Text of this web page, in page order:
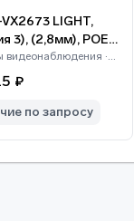
LIGHT,
3), (2,8мм), POE
Камеры видеонаблюдения · ST
₽
по запросу